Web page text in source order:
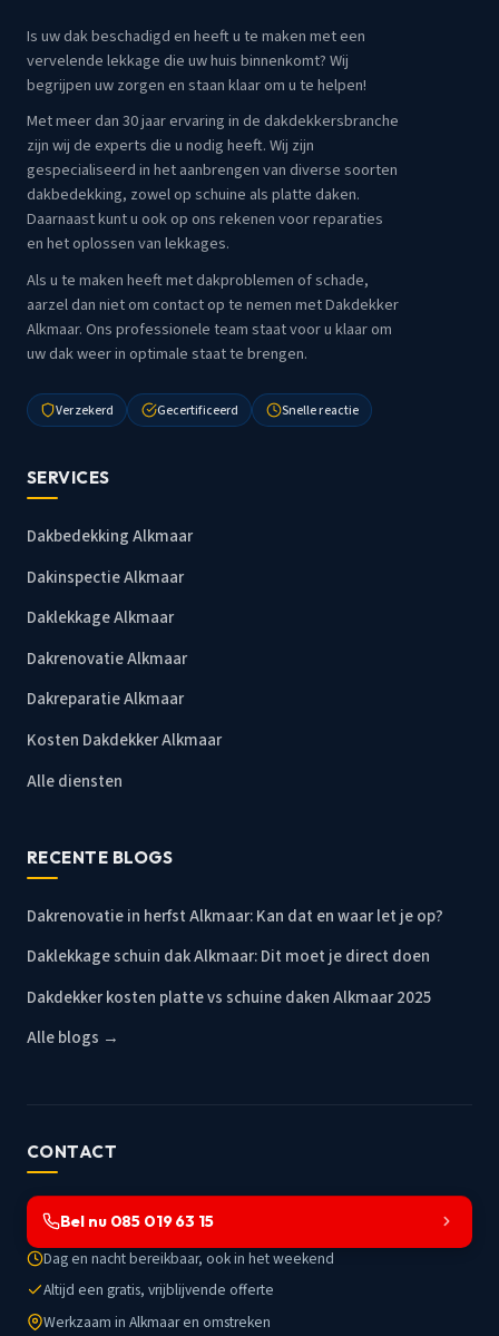
Is uw dak beschadigd en heeft u te maken met een
vervelende lekkage die uw huis binnenkomt? Wij
begrijpen uw zorgen en staan klaar om u te helpen!
Met meer dan 30 jaar ervaring in de dakdekkersbranche
zijn wij de experts die u nodig heeft. Wij zijn
gespecialiseerd in het aanbrengen van diverse soorten
dakbedekking, zowel op schuine als platte daken.
Daarnaast kunt u ook op ons rekenen voor reparaties
en het oplossen van lekkages.
Als u te maken heeft met dakproblemen of schade,
aarzel dan niet om contact op te nemen met Dakdekker
Alkmaar. Ons professionele team staat voor u klaar om
uw dak weer in optimale staat te brengen.
Verzekerd Gecertificeerd Snelle reactie
SERVICES
Dakbedekking Alkmaar
Dakinspectie Alkmaar
Daklekkage Alkmaar
Dakrenovatie Alkmaar
Dakreparatie Alkmaar
Kosten Dakdekker Alkmaar
Alle diensten
RECENTE BLOGS
Dakrenovatie in herfst Alkmaar: Kan dat en waar let je op?
Daklekkage schuin dak Alkmaar: Dit moet je direct doen
Dakdekker kosten platte vs schuine daken Alkmaar 2025
Alle blogs →
CONTACT
Bel nu 085 019 63 15
Dag en nacht bereikbaar, ook in het weekend
Altijd een gratis, vrijblijvende offerte
Werkzaam in Alkmaar en omstreken